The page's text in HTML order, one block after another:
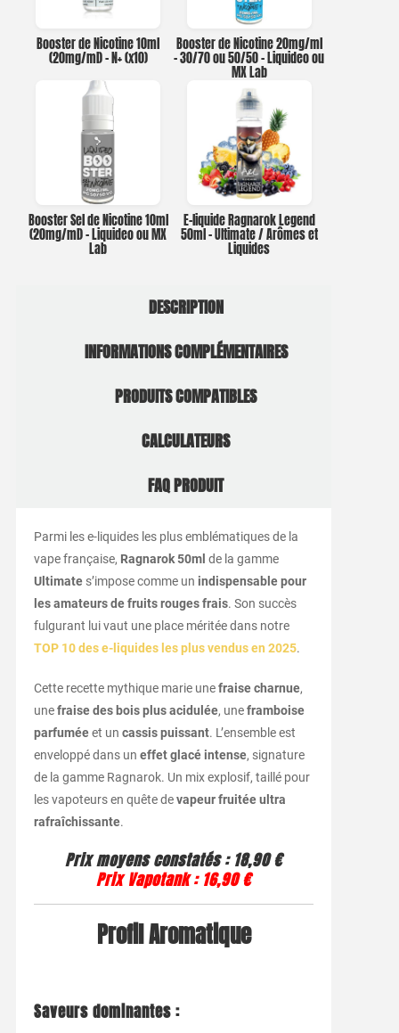
Booster de Nicotine 10ml
(20mg/ml) – N+ (x10)
Booster de Nicotine 20mg/ml
– 30/70 ou 50/50 – Liquideo ou
MX Lab
Booster Sel de Nicotine 10ml
(20mg/ml) – Liquideo ou MX
Lab
E-liquide Ragnarok Legend
50ml – Ultimate / Arômes et
Liquides
DESCRIPTION
INFORMATIONS COMPLÉMENTAIRES
PRODUITS COMPATIBLES
CALCULATEURS
FAQ PRODUIT
Parmi les e-liquides les plus emblématiques de la
vape française, Ragnarok 50ml de la gamme
Ultimates’impose comme un indispensable pour
les amateurs de fruits rouges frais. Son succès
fulgurant lui vaut une place méritée dans notre
TOP 10 des e-liquides les plus vendus en 2025.
Cette recette mythique marie unefraise charnue,
unefraise des bois plus acidulée, uneframboise
parfuméeet un cassis puissant. L’ensemble est
enveloppé dans un effet glacé intense, signature
de la gamme Ragnarok. Un mix explosif, taillé pour
les vapoteurs en quête devapeur fruitée ultra
rafraîchissante.
Prix moyens constatés : 18,90 €
Prix Vapotank : 16,90 €
Profil Aromatique
Saveurs dominantes :